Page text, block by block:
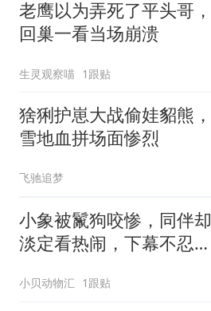
老鹰以为弄死了平头哥，
回巢一看当场崩溃
生灵观察喵 1跟贴
猞猁护崽大战偷娃貂熊，
雪地血拼场面惨烈
飞驰追梦
小象被鬣狗咬惨，同伴却
淡定看热闹，下幕不忍心
小贝动物汇 1跟贴